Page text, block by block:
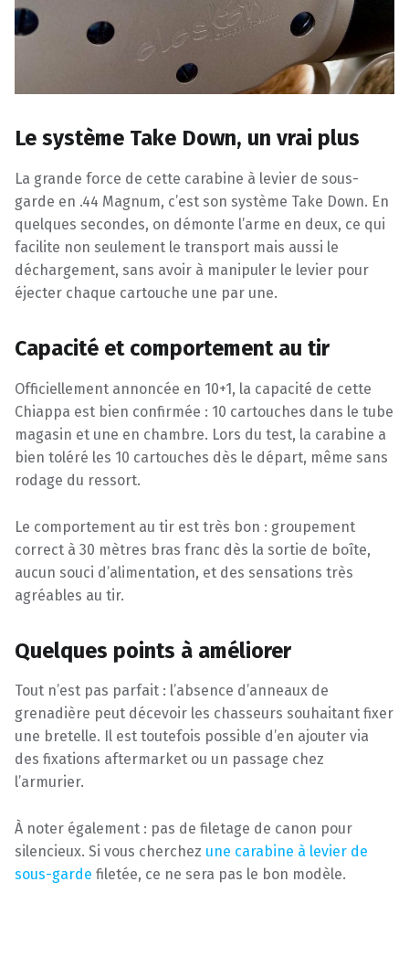
Le système Take Down, un vrai plus
La grande force de cette carabine à levier de sous-
garde en .44 Magnum, c’est son système Take Down. En
quelques secondes, on démonte l’arme en deux, ce qui
facilite non seulement le transport mais aussi le
déchargement, sans avoir à manipuler le levier pour
éjecter chaque cartouche une par une.
Capacité et comportement au tir
Officiellement annoncée en 10+1, la capacité de cette
Chiappa est bien confirmée : 10 cartouches dans le tube
magasin et une en chambre. Lors du test, la carabine a
bien toléré les 10 cartouches dès le départ, même sans
rodage du ressort.
Le comportement au tir est très bon : groupement
correct à 30 mètres bras franc dès la sortie de boîte,
aucun souci d’alimentation, et des sensations très
agréables au tir.
Quelques points à améliorer
Tout n’est pas parfait : l’absence d’anneaux de
grenadière peut décevoir les chasseurs souhaitant fixer
une bretelle. Il est toutefois possible d’en ajouter via
des fixations aftermarket ou un passage chez
l’armurier.
À noter également : pas de filetage de canon pour
silencieux. Si vous cherchez une carabine à levier de
sous-garde filetée, ce ne sera pas le bon modèle.